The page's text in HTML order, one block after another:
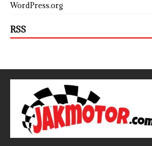
WordPress.org
RSS